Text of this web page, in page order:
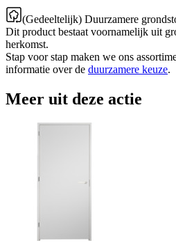
(Gedeeltelijk) Duurzamere
Dit product bestaat voornamelijk uit
herkomst.
Stap voor stap maken we ons
informatie over de duurzamere keuze.
Meer uit deze actie